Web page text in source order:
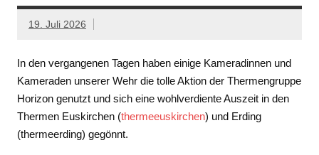
19. Juli 2026
In den vergangenen Tagen haben einige Kameradinnen und
Kameraden unserer Wehr die tolle Aktion der Thermengruppe
Horizon genutzt und sich eine wohlverdiente Auszeit in den
Thermen Euskirchen (thermeeuskirchen) und Erding
(thermeerding) gegönnt.